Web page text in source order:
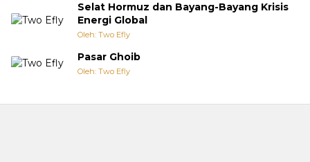
Selat Hormuz dan Bayang-Bayang Krisis
Energi Global
Oleh: Two Efly
Pasar Ghoib
Oleh: Two Efly